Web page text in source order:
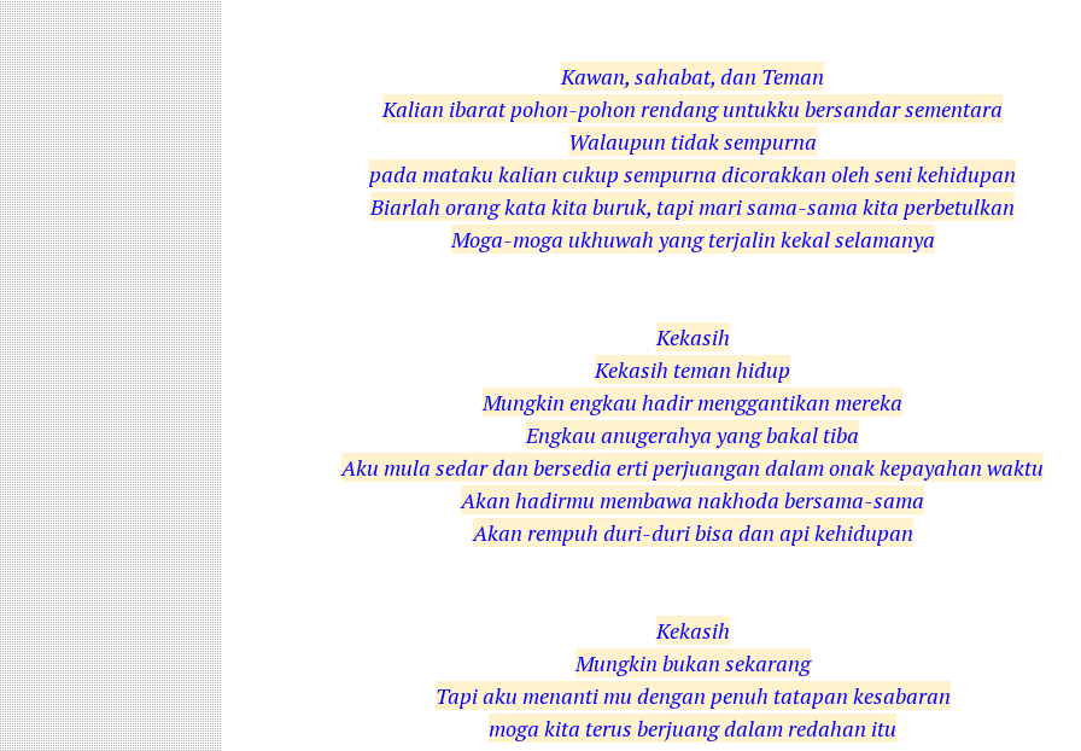
Kawan, sahabat, dan Teman
Kalian ibarat pohon-pohon rendang untukku bersandar sementara
Walaupun tidak sempurna
pada mataku kalian cukup sempurna dicorakkan oleh seni kehidupan
Biarlah orang kata kita buruk, tapi mari sama-sama kita perbetulkan
Moga-moga ukhuwah yang terjalin kekal selamanya
Kekasih
Kekasih teman hidup
Mungkin engkau hadir menggantikan mereka
Engkau anugerahya yang bakal tiba
Aku mula sedar dan bersedia erti perjuangan dalam onak kepayahan waktu
Akan hadirmu membawa nakhoda bersama-sama
Akan rempuh duri-duri bisa dan api kehidupan
Kekasih
Mungkin bukan sekarang
Tapi aku menanti mu dengan penuh tatapan kesabaran
moga kita terus berjuang dalam redahan itu